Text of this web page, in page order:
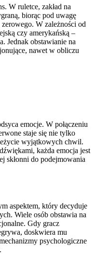
W ruletce, zakład na
biorąc pod uwagę
W zależności od
czy amerykańską –
Jednak obstawianie na
nawet w obliczu
emocje. W połączeniu
staje się nie tylko
wyjątkowych chwil.
każda emocja jest
skłonni do podejmowania
aspektem, który decyduje
Wiele osób obstawia na
Gdy gracz
doskwiera mu
psychologiczne